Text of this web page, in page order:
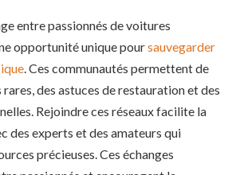
entre passionnés de voitures
opportunité unique poursauvegarder
. Ces communautés permettent de
des astuces de restauration et des
Rejoindre ces réseaux facilite la
des experts et des amateurs qui
précieuses. Ces échanges